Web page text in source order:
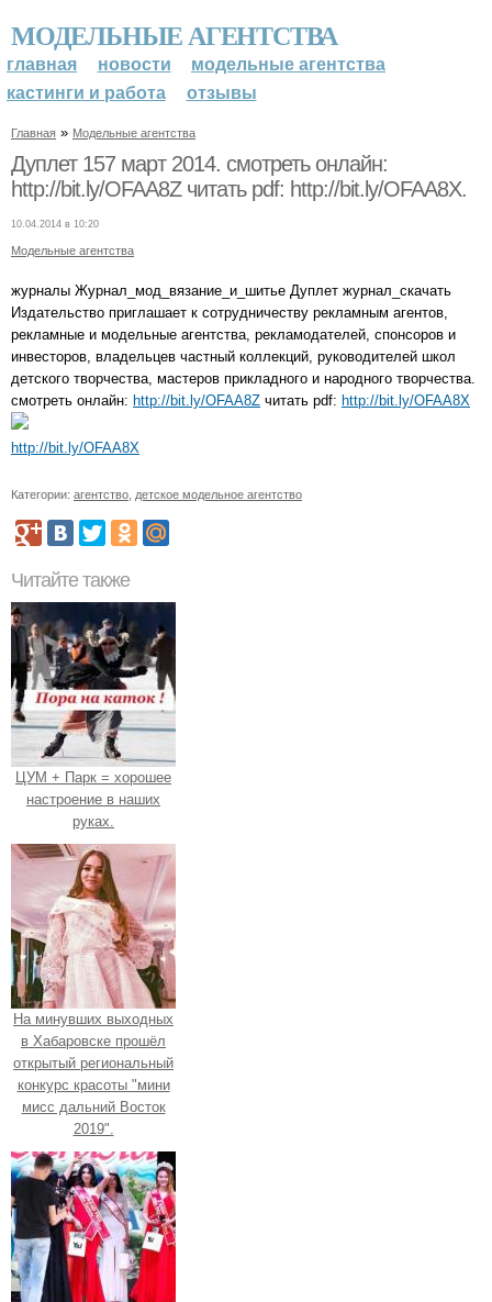
МОДЕЛЬНЫЕ АГЕНТСТВА
главная новости
модельные агентства
кастинги и работа
отзывы
Главная » Модельные агентства
Дуплет 157 март 2014. смотреть онлайн:
http://bit.ly/OFAA8Z читать pdf: http://bit.ly/OFAA8X.
10.04.2014 в 10:20
Модельные агентства
журналы Журнал_мод_вязание_и_шитье Дуплет журнал_скачать
Издательство приглашает к сотрудничеству рекламным агентов,
рекламные и модельные агентства, рекламодателей, спонсоров и
инвесторов, владельцев частный коллекций, руководителей школ
детского творчества, мастеров прикладного и народного творчества.
смотреть онлайн: http://bit.ly/OFAA8Z читать pdf: http://bit.ly/OFAA8X
http://bit.ly/OFAA8X
Категории: агентство детское модельное агентство
Читайте также
ЦУМ + Парк = хорошее
настроение в наших
руках.
На минувших выходных
в Хабаровске прошёл
открытый региональный
конкурс красоты "мини
мисс дальний Восток
2019".